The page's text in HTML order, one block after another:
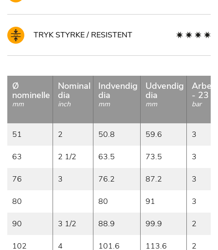
TRYK STYRKE / RESISTENT
Ø
nominelle
mm
Nominal
dia
inch
Indvendig
dia
mm
Udvendig
dia
mm
- 23
bar
51 2 50.8 59.6 3
63 2 1/2 63.5 73.5 3
76 3 76.2 87.2 3
80 80 91 3
90 3 1/2 88.9 99.9 2
102 4 101.6 113.6 2